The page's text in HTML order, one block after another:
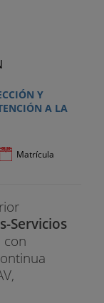
Y
A LA
Matrícula
Servicios
con